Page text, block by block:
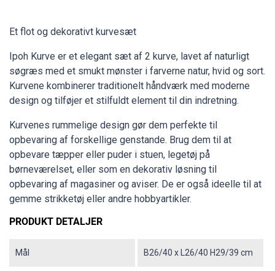
Et flot og dekorativt kurvesæt
Ipoh Kurve er et elegant sæt af 2 kurve, lavet af naturligt
søgræs med et smukt mønster i farverne natur, hvid og sort.
Kurvene kombinerer traditionelt håndværk med moderne
design og tilføjer et stilfuldt element til din indretning.
Kurvenes rummelige design gør dem perfekte til
opbevaring af forskellige genstande. Brug dem til at
opbevare tæpper eller puder i stuen, legetøj på
børneværelset, eller som en dekorativ løsning til
opbevaring af magasiner og aviser. De er også ideelle til at
gemme strikketøj eller andre hobbyartikler.
PRODUKT DETALJER
Mål B26/40 x L26/40 H29/39 cm